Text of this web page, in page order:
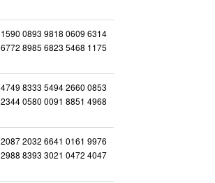
1590 0893 9818 0609 6314
6772 8985 6823 5468 1175
4749 8333 5494 2660 0853
2344 0580 0091 8851 4968
2087 2032 6641 0161 9976
2988 8393 3021 0472 4047